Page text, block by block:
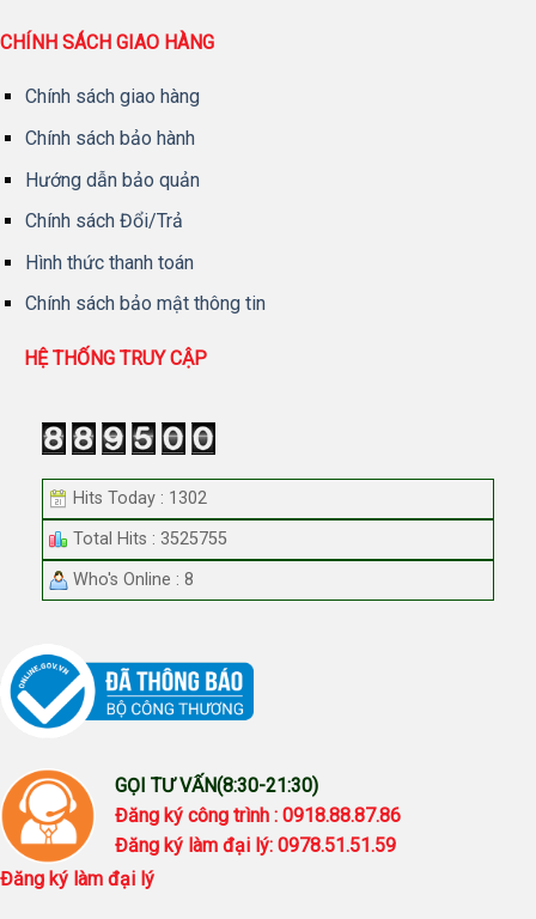
CHÍNH SÁCH GIAO HÀNG
Chính sách giao hàng
Chính sách bảo hành
Hướng dẫn bảo quản
Chính sách Đổi/Trả
Hình thức thanh toán
Chính sách bảo mật thông tin
HỆ THỐNG TRUY CẬP
Hits Today : 1302
Total Hits : 3525755
Who's Online : 8
GỌI TƯ VẤN(8:30-21:30)
Đăng ký công trình : 0918.88.87.86
Đăng ký làm đại lý: 0978.51.51.59
Đăng ký làm đại lý